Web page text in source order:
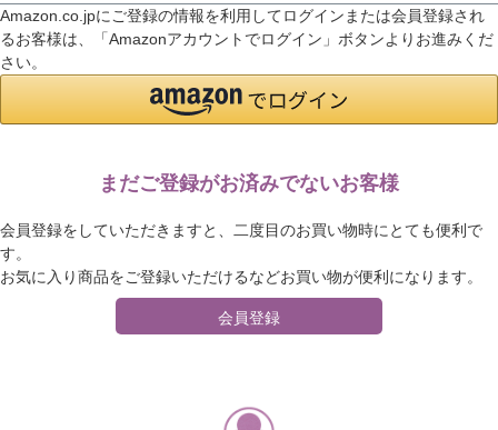
Amazon.co.jpにご登録の情報を利用してログインまたは会員登録され
るお客様は、「Amazonアカウントでログイン」ボタンよりお進みくだ
さい。
まだご登録がお済みでないお客様
会員登録をしていただきますと、二度目のお買い物時にとても便利で
す。
お気に入り商品をご登録いただけるなどお買い物が便利になります。
会員登録